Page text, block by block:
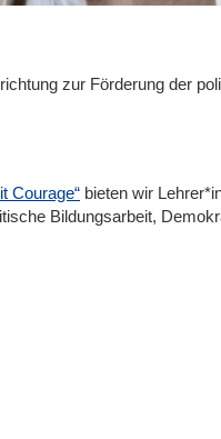
zur Förderung der
Courage“ bieten wir
Bildungsarbeit,